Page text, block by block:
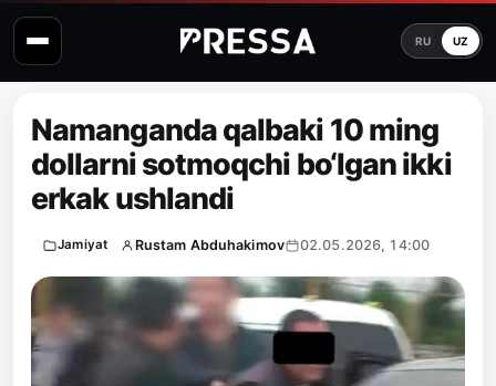
RU UZ
Namanganda qalbaki 10 ming
dollarni sotmoqchi bo‘lgan ikki
erkak ushlandi
Jamiyat Rustam Abduhakimov 02.05.2026, 14:00